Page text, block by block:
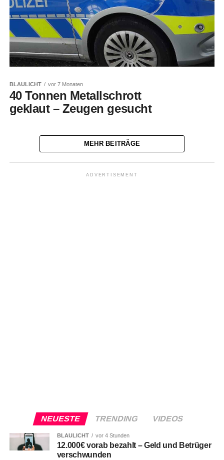
BLAULICHT vor 7 Monaten
40 Tonnen Metallschrott
geklaut – Zeugen gesucht
MEHR BEITRÄGE
ADVERTISEMENT
NEUESTE TRENDING VIDEOS
BLAULICHT vor 4 Stunden
12.000€ vorab bezahlt – Geld und Betrüger
verschwunden